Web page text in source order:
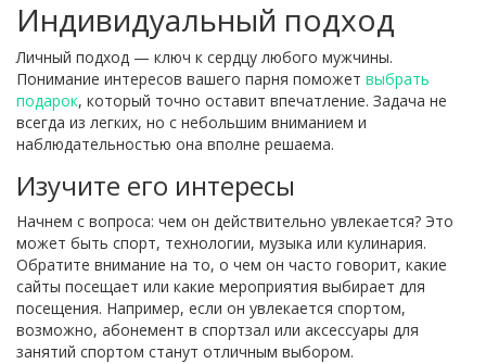
Индивидуальный подход
Личный подход — ключ к сердцу любого мужчины.
Понимание интересов вашего парня поможет выбрать
подарок, который точно оставит впечатление. Задача не
всегда из легких, но с небольшим вниманием и
наблюдательностью она вполне решаема.
Изучите его интересы
Начнем с вопроса: чем он действительно увлекается? Это
может быть спорт, технологии, музыка или кулинария.
Обратите внимание на то, о чем он часто говорит, какие
сайты посещает или какие мероприятия выбирает для
посещения. Например, если он увлекается спортом,
возможно, абонемент в спортзал или аксессуары для
занятий спортом станут отличным выбором.